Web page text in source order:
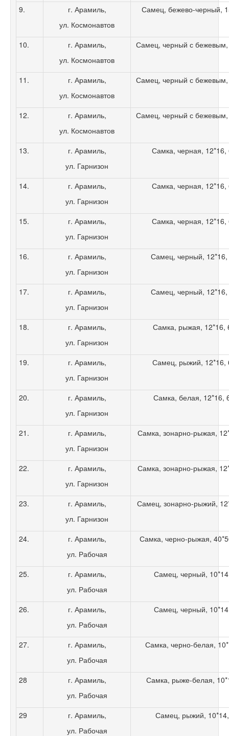
9.
г. Арамиль,
ул. Космонавтов
Самец, бежево-черный,
10.
г. Арамиль,
ул. Космонавтов
Самец, черный с бежевым,
11.
г. Арамиль,
ул. Космонавтов
Самец, черный с бежевым,
12.
г. Арамиль,
ул. Космонавтов
Самец, черный с бежевым,
13.
г. Арамиль,
ул. Гарнизон
Самка, черная, 12*16,
14.
г. Арамиль,
ул. Гарнизон
Самка, черная, 12*16,
15.
г. Арамиль,
ул. Гарнизон
Самка, черная, 12*16,
16.
г. Арамиль,
ул. Гарнизон
Самец, черный, 12*16,
17.
г. Арамиль,
ул. Гарнизон
Самец, черный, 12*16,
18.
г. Арамиль,
ул. Гарнизон
Самка, рыжая, 12*16,
19.
г. Арамиль,
ул. Гарнизон
Самец, рыжий, 12*16,
20.
г. Арамиль,
ул. Гарнизон
Самка, белая, 12*16,
21.
г. Арамиль,
ул. Гарнизон
Самка, зонарно-рыжая,
22.
г. Арамиль,
ул. Гарнизон
Самка, зонарно-рыжая,
23.
г. Арамиль,
ул. Гарнизон
Самец, зонарно-рыжий,
24.
г. Арамиль,
ул. Рабочая
Самка, черно-рыжая,
25.
г. Арамиль,
ул. Рабочая
Самец, черный,
26.
г. Арамиль,
ул. Рабочая
Самец, черный,
27.
г. Арамиль,
ул. Рабочая
Самка, черно-белая,
28
г. Арамиль,
ул. Рабочая
Самка, рыже-белая,
29
г. Арамиль,
ул. Рабочая
Самец, рыжий,